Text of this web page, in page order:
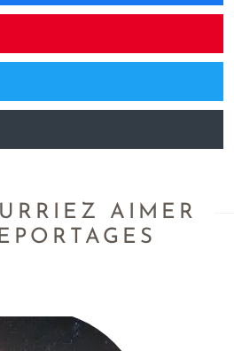
AIMER